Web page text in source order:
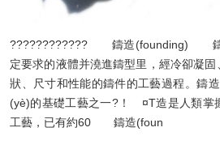
???????????? 鑄造(founding) 鑄
定要求的液體并澆進鑄型里，經冷卻
狀、尺寸和性能的鑄件的工藝過程
(yè)的基礎工藝之一?！ ¤T造是人類
工藝，已有約60 鑄造(foun